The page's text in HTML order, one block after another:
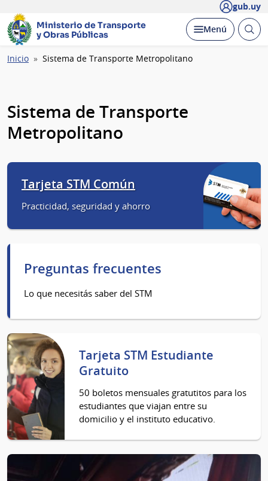
gub.uy
Ministerio de Transporte
y Obras Públicas
Desplegar
Menú Abrir
Ruta
Inicio Sistema de Transporte Metropolitano
Sistema de Transporte
Metropolitano
Tarjeta STM Común
Practicidad, seguridad y ahorro
Preguntas frecuentes
Lo que necesitás saber del STM
Tarjeta STM Estudiante
Gratuito
50 boletos mensuales gratutitos para los
estudiantes que viajan entre su
domicilio y el instituto educativo.